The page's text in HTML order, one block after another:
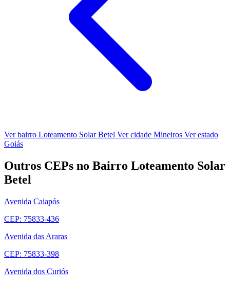
Ver bairro Loteamento Solar Betel Ver cidade Mineiros Ver estado
Goiás
Outros CEPs no Bairro Loteamento Solar
Betel
Avenida Caiapós
CEP: 75833-436
Avenida das Araras
CEP: 75833-398
Avenida dos Curiós